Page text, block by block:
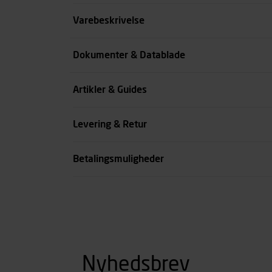
Størrelse
Varebeskrivelse
Dokumenter & Datablade
Artikler & Guides
Levering & Retur
Betalingsmuligheder
Nyhedsbrev